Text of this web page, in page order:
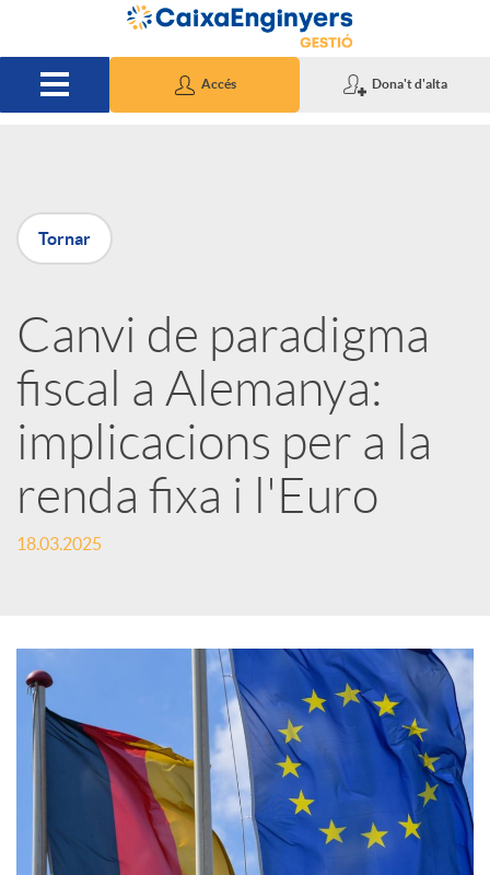
Salta al contingut principal
Accés Dona't d'alta
P
u
b
l
i
c
d
o
Tornar
Canvi de paradigma
fiscal a Alemanya:
implicacions per a la
renda fixa i l'Euro
18.03.2025